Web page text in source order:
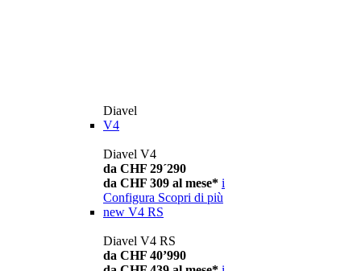
Diavel
V4
Diavel V4
da CHF 29´290
da CHF 309 al mese* i
Configura Scopri di più
new V4 RS
Diavel V4 RS
da CHF 40’990